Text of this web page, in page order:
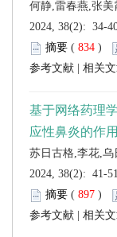
( )
( )